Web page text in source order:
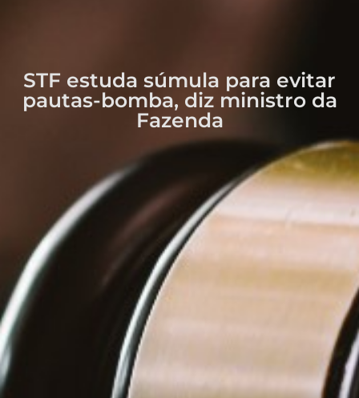
STF estuda súmula para evitar
pautas-bomba, diz ministro da
Fazenda